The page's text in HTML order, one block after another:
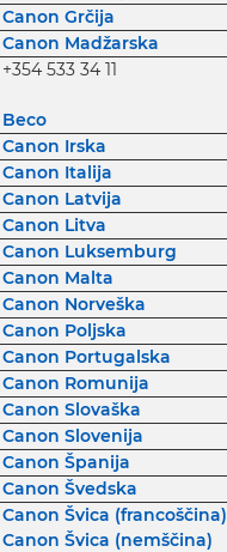
Canon Grčija
Canon Madžarska
+354 533 34 11
Beco
Canon Irska
Canon Italija
Canon Latvija
Canon Litva
Canon Luksemburg
Canon Malta
Canon Norveška
Canon Poljska
Canon Portugalska
Canon Romunija
Canon Slovaška
Canon Slovenija
Canon Španija
Canon Švedska
Canon Švica (francoščina)
Canon Švica (nemščina)